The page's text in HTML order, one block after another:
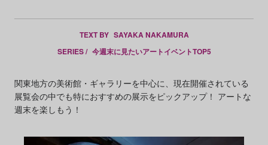
TEXT BY SAYAKA NAKAMURA
SERIES / 今週末に見たいアートイベントTOP5
関東地方の美術館・ギャラリーを中心に、現在開催されている
展覧会の中でも特におすすめの展示をピックアップ！ アートな
週末を楽しもう！